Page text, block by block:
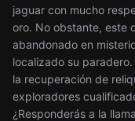
jaguar con mucho
oro. No obstante, este
abandonado en
localizado su
la recuperación de
exploradores
¿Responderás a la